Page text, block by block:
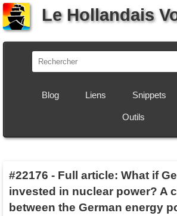
Le Hollandais
Blog Liens Snippets
Outils
#22176 - Full article: What if
invested in nuclear power? A
between the German energy